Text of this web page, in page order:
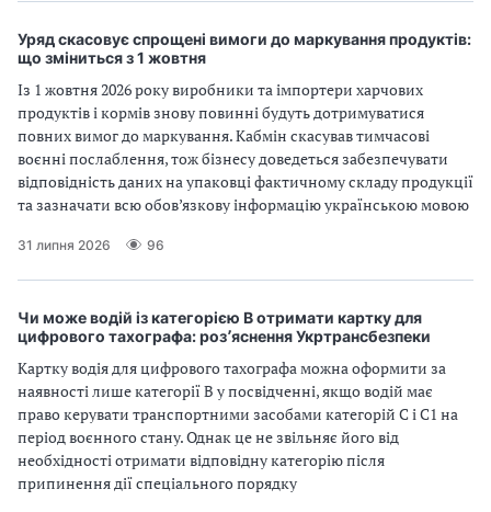
Уряд скасовує спрощені вимоги до маркування продуктів:
що зміниться з 1 жовтня
Із 1 жовтня 2026 року виробники та імпортери харчових
продуктів і кормів знову повинні будуть дотримуватися
повних вимог до маркування. Кабмін скасував тимчасові
воєнні послаблення, тож бізнесу доведеться забезпечувати
відповідність даних на упаковці фактичному складу продукції
та зазначати всю обов’язкову інформацію українською мовою
31 липня 2026 96
Чи може водій із категорією В отримати картку для
цифрового тахографа: роз՚яснення Укртрансбезпеки
Картку водія для цифрового тахографа можна оформити за
наявності лише категорії B у посвідченні, якщо водій має
право керувати транспортними засобами категорій C і C1 на
період воєнного стану. Однак це не звільняє його від
необхідності отримати відповідну категорію після
припинення дії спеціального порядку
а
о
д
й
н
й
о
р